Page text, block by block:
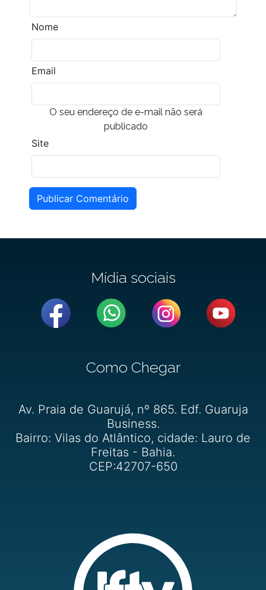
Nome
Email
O seu endereço de e-mail não será
publicado
Site
Publicar Comentário
Mídia sociais
Como Chegar
Av. Praia de Guarujá, nº 865. Edf. Guaruja
Business.
Bairro: Vilas do Atlântico, cidade: Lauro de
Freitas - Bahia.
CEP:42707-650